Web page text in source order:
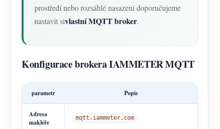
prostředí nebo rozsáhlé nasazení doporučujeme
nastavit sivlastní MQTT broker.
Konfigurace brokera IAMMETER MQTT
parametr Popis
Adresa
makléře
mqtt.iammeter.com